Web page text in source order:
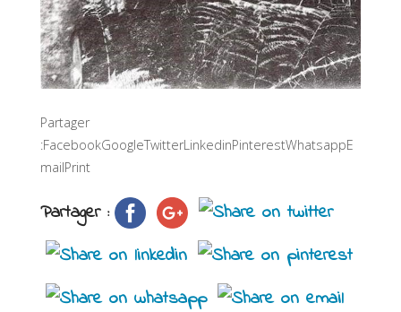
Partager
:FacebookGoogleTwitterLinkedinPinterestWhatsappE
mailPrint
Partager :